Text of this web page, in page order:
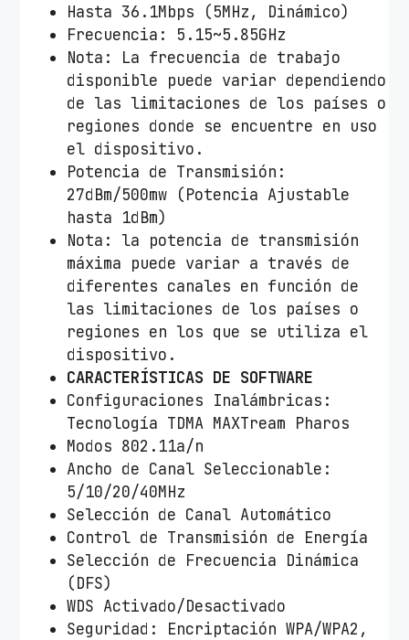
Hasta 36.1Mbps (5MHz, Dinámico)
Frecuencia: 5.15~5.85GHz
Nota: La frecuencia de trabajo
disponible puede variar dependiendo
de las limitaciones de los países o
regiones donde se encuentre en uso
el dispositivo.
Potencia de Transmisión:
27dBm/500mw (Potencia Ajustable
hasta 1dBm)
Nota: la potencia de transmisión
máxima puede variar a través de
diferentes canales en función de
las limitaciones de los países o
regiones en los que se utiliza el
dispositivo.
CARACTERÍSTICAS DE SOFTWARE
Configuraciones Inalámbricas:
Tecnología TDMA MAXTream Pharos
Modos 802.11a/n
Ancho de Canal Seleccionable:
5/10/20/40MHz
Selección de Canal Automático
Control de Transmisión de Energía
Selección de Frecuencia Dinámica
(DFS)
WDS Activado/Desactivado
Seguridad: Encriptación WPA/WPA2,